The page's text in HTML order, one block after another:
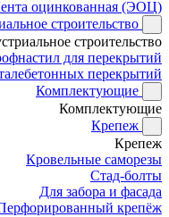
оцинкованная (ЭОЦ)
строительство
строительство
для перекрытий
перекрытий
Комплектующие
Комплектующие
Крепеж
Крепеж
Кровельные саморезы
Стад-болты
Для забора и фасада
крепёж